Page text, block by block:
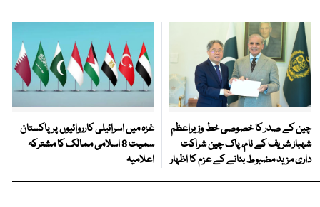
چین کے صدر کا خصوصی خط وزیراعظم
شہباز شریف کے نام، پاک چین شراکت
داری مزید مضبوط بنانے کے عزم کا اظہار
غزہ میں اسرائیلی کارروائیوں پر پاکستان
سمیت 8 اسلامی ممالک کا مشترکہ
اعلامیہ